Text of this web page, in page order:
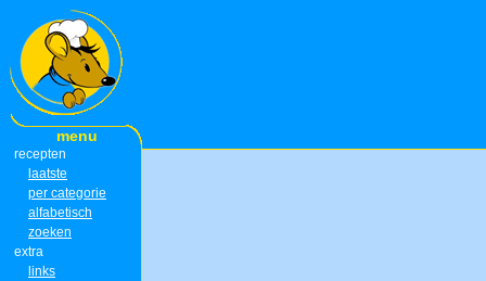
menu
recepten
laatste
per categorie
alfabetisch
zoeken
extra
links